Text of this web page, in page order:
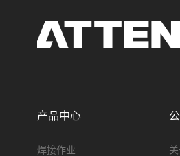
产品中心
焊接作业
关